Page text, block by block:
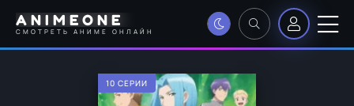
ANIMEONE
СМОТРЕТЬ АНИМЕ ОНЛАЙН
10 СЕРИИ